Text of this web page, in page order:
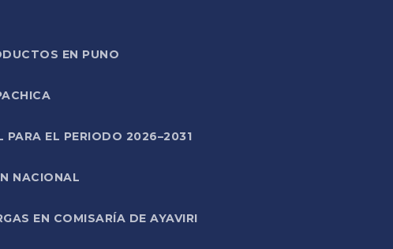
EN PUNO
PARA EL PERIODO 2026–2031
NACIONAL
EN COMISARÍA DE AYAVIRI